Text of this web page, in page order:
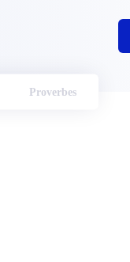
Proverbes